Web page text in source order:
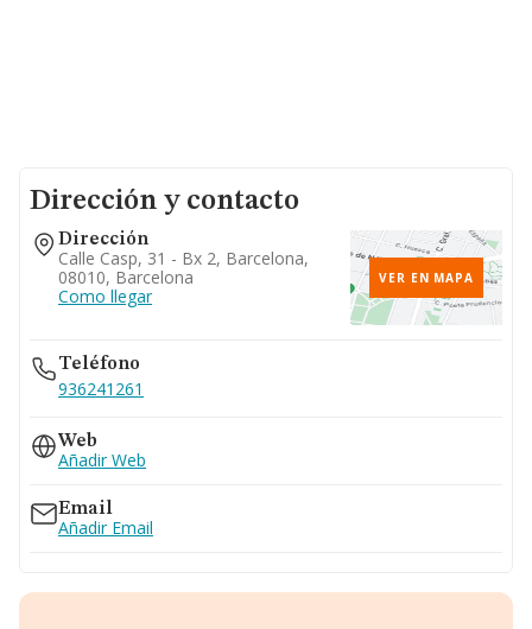
Dirección y contacto
Dirección
Calle Casp, 31 - Bx 2, Barcelona,
08010, Barcelona
Como llegar
VER EN MAPA
Teléfono
936241261
Web
Añadir Web
Email
Añadir Email